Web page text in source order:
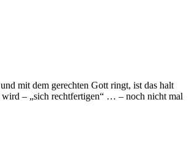
mit dem gerechten Gott ringt, ist das halt
wird – „sich rechtfertigen“ … – noch nicht mal